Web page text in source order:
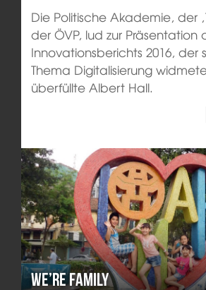
Die Politische Akademie, der
der ÖVP, lud zur Präsentation
Innovationsberichts 2016, der
Thema Digitalisierung
überfüllte Albert Hall.
We’re family